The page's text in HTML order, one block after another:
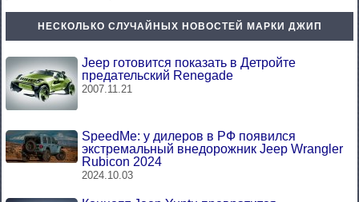
НЕСКОЛЬКО СЛУЧАЙНЫХ НОВОСТЕЙ МАРКИ ДЖИП
Jeep готовится показать в Детройте
предательский Renegade
2007.11.21
SpeedMe: у дилеров в РФ появился
экстремальный внедорожник Jeep Wrangler
Rubicon 2024
2024.10.03